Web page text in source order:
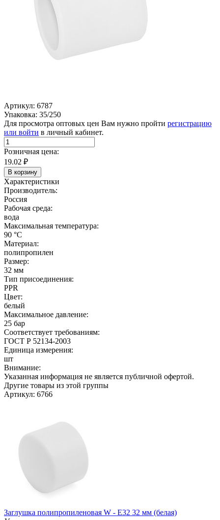
Артикул: 6787
Упаковка: 35/250
Для просмотра оптовых цен Вам нужно пройти регистрацию
или войти в личный кабинет.
Розничная цена:
19.02 ₽
В корзину
Характеристики
Производитель:
Россия
Рабочая среда:
вода
Максимальная температура:
90 °C
Материал:
полипропилен
Размер:
32 мм
Тип присоединения:
PPR
Цвет:
белый
Максимальное давление:
25 бар
Соответствует требованиям:
ГОСТ Р 52134-2003
Единица измерения:
шт
Внимание:
Указанная информация не является публичной офертой.
Другие товары из этой группы
Артикул: 6766
Заглушка полипропиленовая W - E32 32 мм (белая)